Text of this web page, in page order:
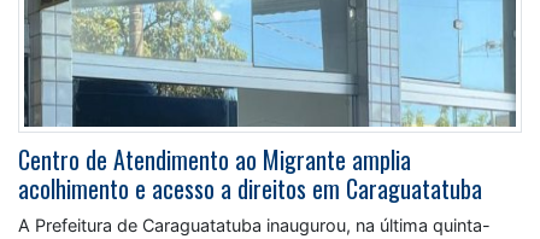
Centro de Atendimento ao Migrante amplia
acolhimento e acesso a direitos em Caraguatatuba
A Prefeitura de Caraguatatuba inaugurou, na última quinta-